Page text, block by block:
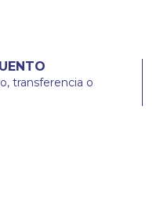
transferencia o